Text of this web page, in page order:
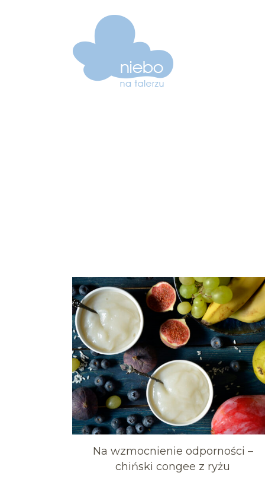
Na wzmocnienie odporności –
chiński congee z ryżu